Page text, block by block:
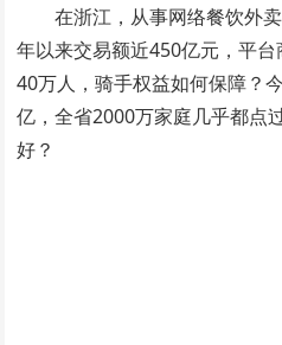
在浙江，从事网络餐饮外
年以来交易额近450亿元，平
40万人，骑手权益如何保障？
亿，全省2000万家庭几乎都点
好？